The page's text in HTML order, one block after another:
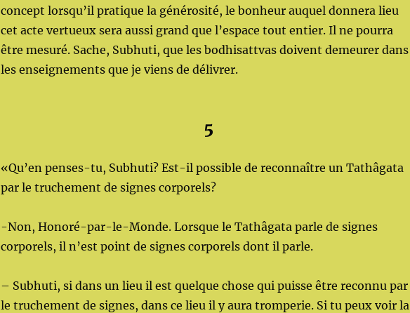
concept lorsqu’il pratique la générosité, le bonheur auquel donnera lieu
cet acte vertueux sera aussi grand que l’espace tout entier. Il ne pourra
être mesuré. Sache, Subhuti, que les bodhisattvas doivent demeurer dans
les enseignements que je viens de délivrer.
5
«Qu’en penses-tu, Subhuti? Est-il possible de reconnaître un Tathâgata
par le truchement de signes corporels?
-Non, Honoré-par-le-Monde. Lorsque le Tathâgata parle de signes
corporels, il n’est point de signes corporels dont il parle.
– Subhuti, si dans un lieu il est quelque chose qui puisse être reconnu par
le truchement de signes, dans ce lieu il y aura tromperie. Si tu peux voir la